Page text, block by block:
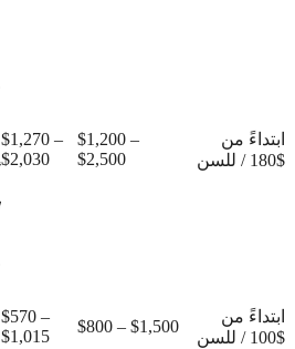
$1,270 –
$2,030
$1,200 –
$2,500
ابتداءً من
$180 / للسن
$570 –
$1,015
$800 – $1,500
ابتداءً من
$100 / للسن